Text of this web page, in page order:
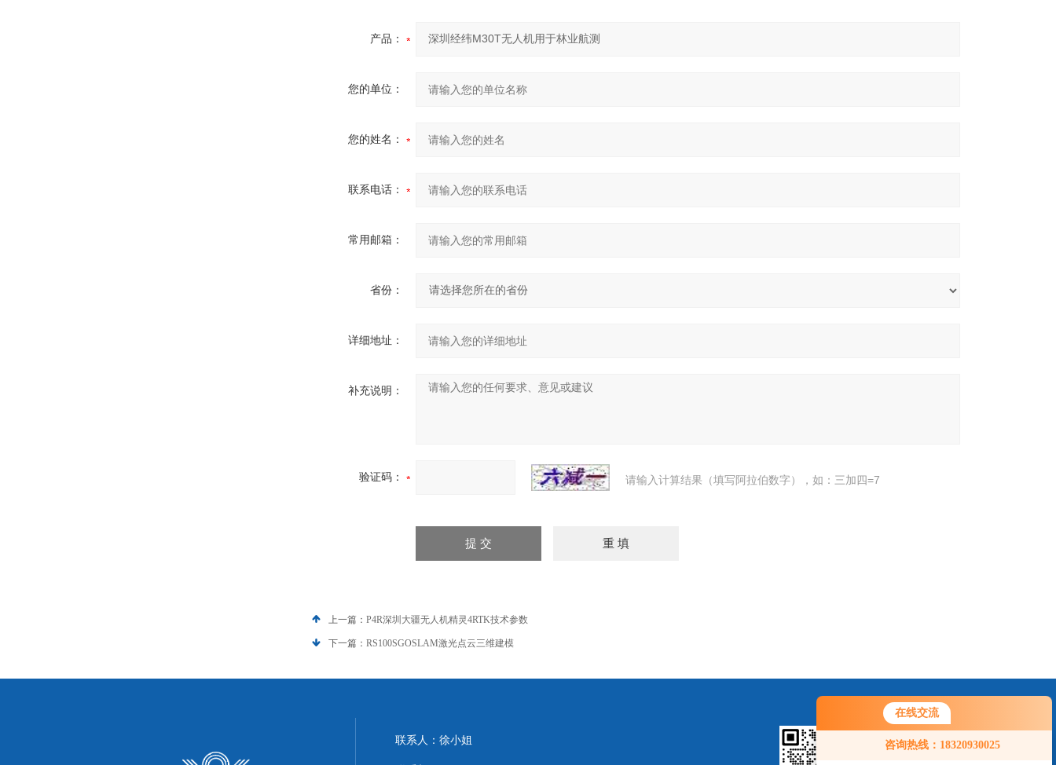
在线交流
咨询热线：18320930025
产品：
您的单位：
您的姓名：
联系电话：
常用邮箱：
省份：
详细地址：
补充说明：
验证码： 请输入计算结果（填写阿拉伯数字），如：三加四=7
上一篇： P4R深圳大疆无人机精灵4RTK技术参数
下一篇： RS100SGOSLAM激光点云三维建模
联系人：徐小姐